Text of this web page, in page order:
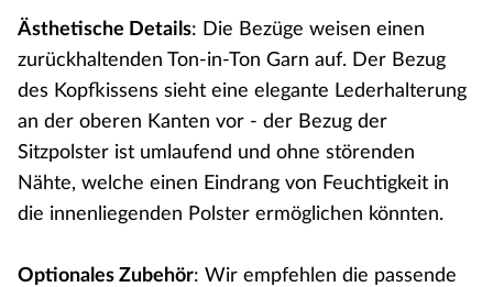
Ästhetische Details: Die Bezüge weisen einen
zurückhaltenden Ton-in-Ton Garn auf. Der Bezug
des Kopfkissens sieht eine elegante Lederhalterung
an der oberen Kanten vor - der Bezug der
Sitzpolster ist umlaufend und ohne störenden
Nähte, welche einen Eindrang von Feuchtigkeit in
die innenliegenden Polster ermöglichen könnten.
Optionales Zubehör: Wir empfehlen die passende